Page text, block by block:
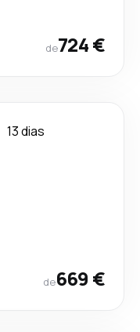
de724 €
13 dias
de669 €